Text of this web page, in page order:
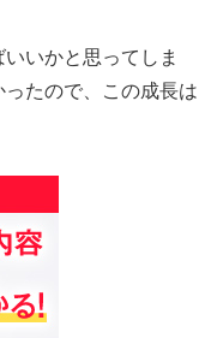
いかと思ってしま
たので、この成長は